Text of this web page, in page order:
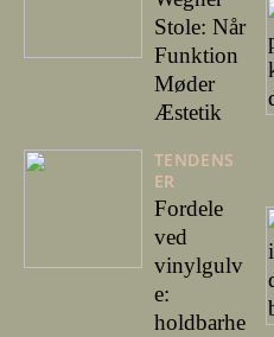
Stole: Når
Funktion
Møder
Æstetik
TENDENS
ER
Fordele
ved
vinylgulv
e:
holdbarhe